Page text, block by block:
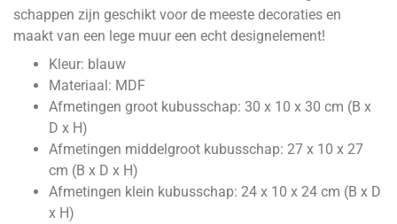
schappen zijn geschikt voor de meeste decoraties en
maakt van een lege muur een echt designelement!
Kleur: blauw
Materiaal: MDF
Afmetingen groot kubusschap: 30 x 10 x 30 cm (B x
D x H)
Afmetingen middelgroot kubusschap: 27 x 10 x 27
cm (B x D x H)
Afmetingen klein kubusschap: 24 x 10 x 24 cm (B x D
x H)